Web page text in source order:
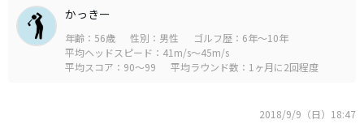
かっきー
年齢：56歳 性別：男性
ゴルフ歴：6年～10年
平均ヘッドスピード：41m/s～45m/s
平均スコア：90～99
平均ラウンド数：1ヶ月に2回程度
2018/9/9（日）18:47